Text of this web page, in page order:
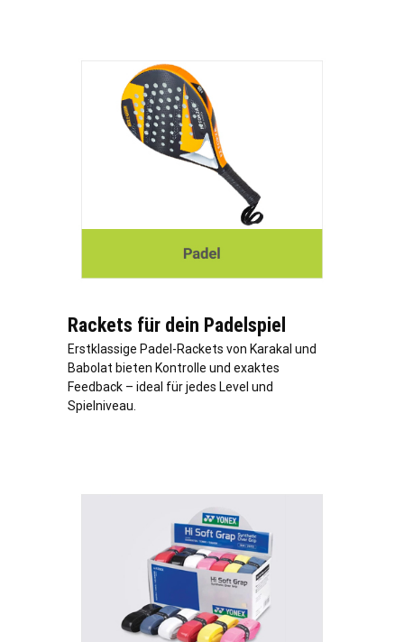
Rackets für dein Padelspiel
Erstklassige Padel-Rackets von Karakal und
Babolat bieten Kontrolle und exaktes
Feedback – ideal für jedes Level und
Spielniveau.